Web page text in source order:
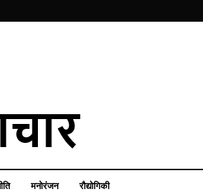
मनोरंजन रौद्योगिकी